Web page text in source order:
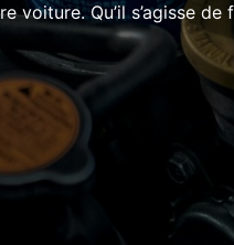
Qu’il s’agisse